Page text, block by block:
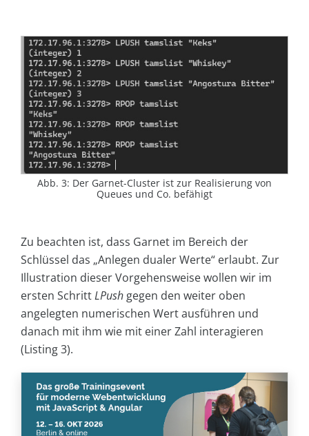
Abb. 3: Der Garnet-Cluster ist zur Realisierung von
Queues und Co. befähigt
Zu beachten ist, dass Garnet im Bereich der
Schlüssel das „Anlegen dualer Werte“ erlaubt. Zur
Illustration dieser Vorgehensweise wollen wir im
ersten SchrittLPush gegen den weiter oben
angelegten numerischen Wert ausführen und
danach mit ihm wie mit einer Zahl interagieren
(Listing 3).